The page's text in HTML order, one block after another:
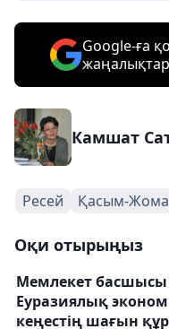
Google-ға
Камшат
Ресей Қасым-
Оқи отырыңыз
Мемлекет
Еуразиялық
кеңестің шағын